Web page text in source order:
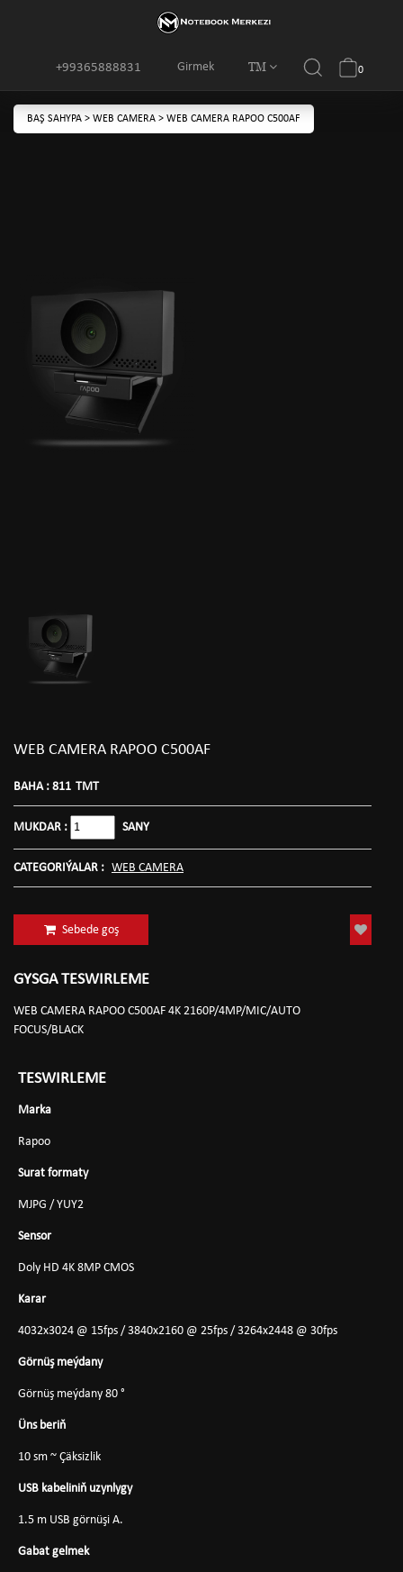
Girmek TM
+99365888831 0
BAŞ SAHYPA > WEB CAMERA > WEB CAMERA RAPOO C500AF
WEB CAMERA RAPOO C500AF
BAHA : 811 TMT
MUKDAR : SANY
CATEGORIÝALAR : WEB CAMERA
Sebede goş
GYSGA TESWIRLEME
WEB CAMERA RAPOO C500AF 4K 2160P/4MP/MIC/AUTO
FOCUS/BLACK
TESWIRLEME
Marka
Rapoo
Surat formaty
MJPG / YUY2
Sensor
Doly HD 4K 8MP CMOS
Karar
4032x3024 @ 15fps / 3840x2160 @ 25fps / 3264x2448 @ 30fps
Görnüş meýdany
Görnüş meýdany 80 °
Üns beriň
10 sm ~ Çäksizlik
USB kabeliniň uzynlygy
1.5 m USB görnüşi A.
Gabat gelmek